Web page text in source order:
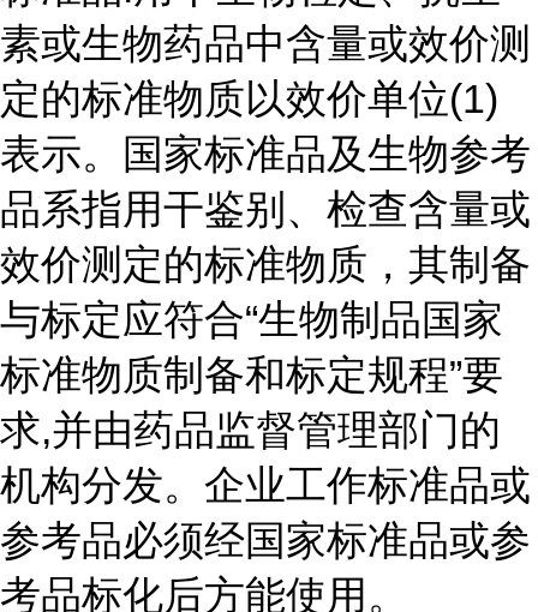
素或生物药品中含量或效价测
定的标准物质以效价单位(1)
表示。国家标准品及生物参考
品系指用干鉴别、检查含量或
效价测定的标准物质，其制备
与标定应符合“生物制品国家
标准物质制备和标定规程”要
求,并由药品监督管理部门的
机构分发。企业工作标准品或
参考品必须经国家标准品或参
考品标化后方能使用。